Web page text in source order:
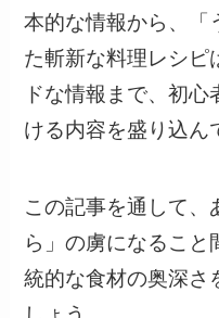
本的な情報から、「
た斬新な料理レシピ
ドな情報まで、初
ける内容を盛り込ん
この記事を通して、
ら」の虜になるこ
統的な食材の奥深さ